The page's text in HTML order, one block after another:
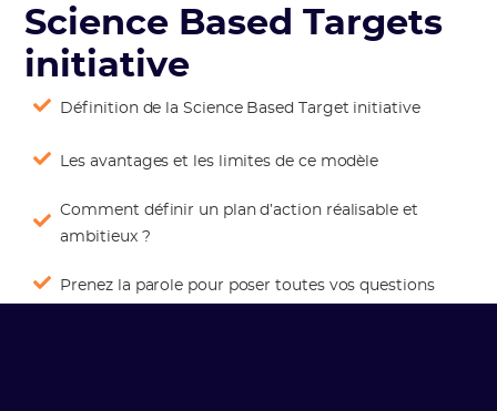
Science Based Targets
initiative
Définition de la Science Based Target initiative
Les avantages et les limites de ce modèle
Comment définir un plan d’action réalisable et
ambitieux ?
Prenez la parole pour poser toutes vos questions